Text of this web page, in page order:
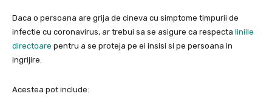
Daca o persoana are grija de cineva cu simptome timpurii de
infectie cu coronavirus, ar trebui sa se asigure ca respecta liniile
directoare pentru a se proteja pe ei insisi si pe persoana in
ingrijire.
Acestea pot include: